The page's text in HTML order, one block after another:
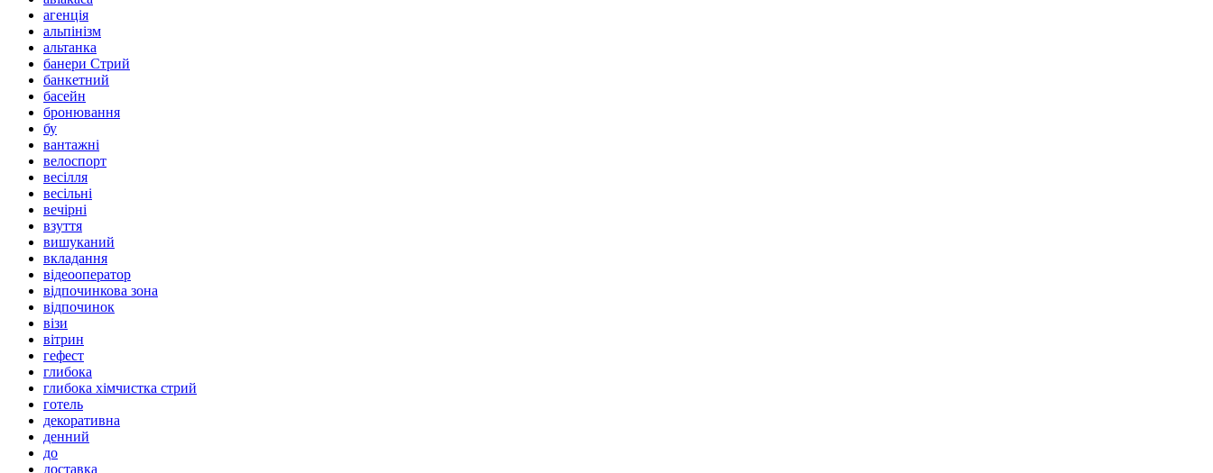
агенція
альпінізм
альтанка
банери Стрий
банкетний
басейн
бронювання
бу
вантажні
велоспорт
весілля
весільні
вечірні
взуття
вишуканий
вкладання
відеооператор
відпочинкова зона
відпочинок
візи
вітрин
гефест
глибока
глибока хімчистка стрий
готель
декоративна
денний
до
доставка